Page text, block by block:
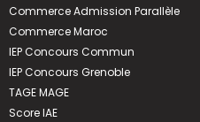
Commerce Admission Parallèle
Commerce Maroc
IEP Concours Commun
IEP Concours Grenoble
TAGE MAGE
Score IAE